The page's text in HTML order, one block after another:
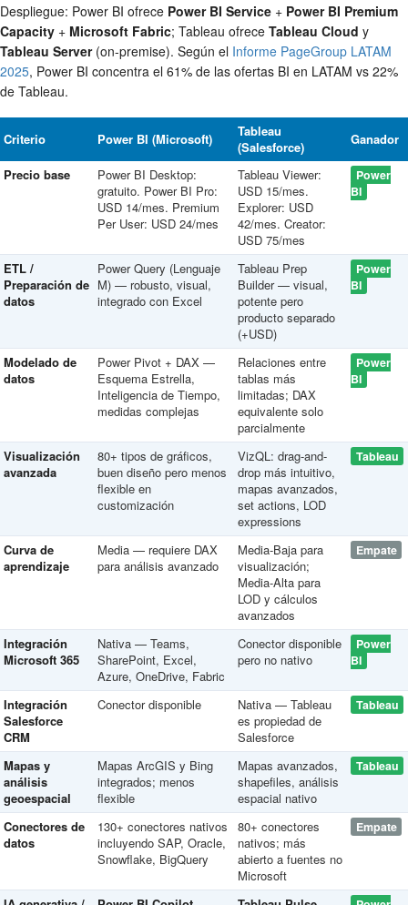
Despliegue: Power BI ofrece Power BI Service + Power BI Premium
Capacity + Microsoft Fabric; Tableau ofrece Tableau Cloud y
Tableau Server(on-premise). Según el Informe PageGroup LATAM
2025, Power BI concentra el 61% de las ofertas BI en LATAM vs 22%
de Tableau.
Criterio Power BI (Microsoft)
Tableau
(Salesforce)
Ganador
Precio base
Power BI Desktop:
gratuito. Power BI Pro:
USD 14/mes. Premium
Per User: USD 24/mes
Tableau Viewer:
USD 15/mes.
Explorer: USD
42/mes. Creator:
USD 75/mes
Power
BI
ETL /
Preparación de
datos
Power Query (Lenguaje
M) — robusto, visual,
integrado con Excel
Tableau Prep
Builder — visual,
potente pero
producto separado
(+USD)
Power
BI
Modelado de
datos
Power Pivot + DAX —
Esquema Estrella,
Inteligencia de Tiempo,
medidas complejas
Relaciones entre
tablas más
limitadas; DAX
equivalente solo
parcialmente
Power
BI
Visualización
avanzada
80+ tipos de gráficos,
buen diseño pero menos
flexible en
customización
VizQL: drag-and-
drop más intuitivo,
mapas avanzados,
set actions, LOD
expressions
Tableau
Curva de
aprendizaje
Media — requiere DAX
para análisis avanzado
Media-Baja para
visualización;
Media-Alta para
LOD y cálculos
avanzados
Empate
Integración
Microsoft 365
Nativa — Teams,
SharePoint, Excel,
Azure, OneDrive, Fabric
Conector disponible
pero no nativo
Power
BI
Integración
Salesforce
CRM
Conector disponible
Nativa — Tableau
es propiedad de
Salesforce
Tableau
Mapas y
análisis
geoespacial
Mapas ArcGIS y Bing
integrados; menos
flexible
Mapas avanzados,
shapefiles, análisis
espacial nativo
Tableau
Conectores de
datos
130+ conectores nativos
incluyendo SAP, Oracle,
Snowflake, BigQuery
80+ conectores
nativos; más
abierto a fuentes no
Microsoft
Empate